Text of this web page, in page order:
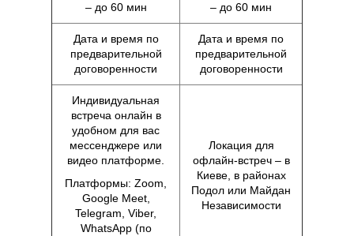
– до 60 мин
– до 60 мин
Дата и время по
предварительной
договоренности
Дата и время по
предварительной
договоренности
Индивидуальная
встреча онлайн в
удобном для вас
мессенджере или
видео платформе.
Платформы: Zoom,
Google Meet,
Telegram, Viber,
WhatsApp (по
Локация для
офлайн-встреч – в
Киеве, в районах
Подол или Майдан
Независимости